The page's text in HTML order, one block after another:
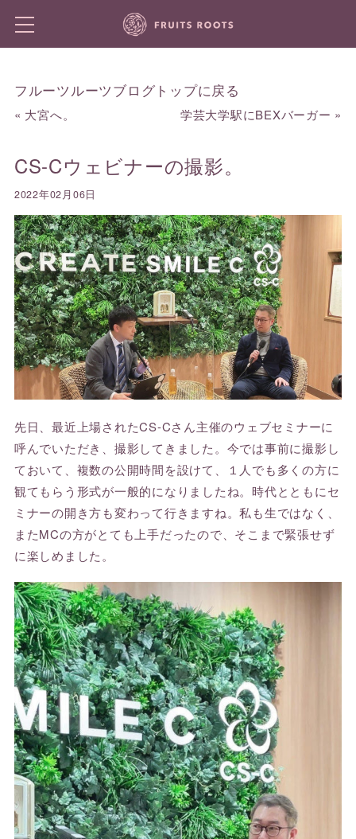
フルーツルーツブログトップに戻る
« 大宮へ。 学芸大学駅にBEXバーガー »
CS-Cウェビナーの撮影。
2022年02月06日
先日、最近上場されたCS-Cさん主催のウェブセミナーに
呼んでいただき、撮影してきました。今では事前に撮影し
ておいて、複数の公開時間を設けて、１人でも多くの方に
観てもらう形式が一般的になりましたね。時代とともにセ
ミナーの開き方も変わって行きますね。私も生ではなく、
またMCの方がとても上手だったので、そこまで緊張せず
に楽しめました。